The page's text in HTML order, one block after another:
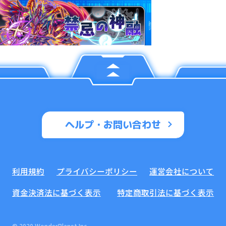
ヘルプ・お問い合わせ
利用規約 プライバシーポリシー
運営会社について
資金決済法に基づく表示
特定商取引法に基づく表示